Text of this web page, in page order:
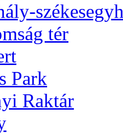
tér
Park
Raktár